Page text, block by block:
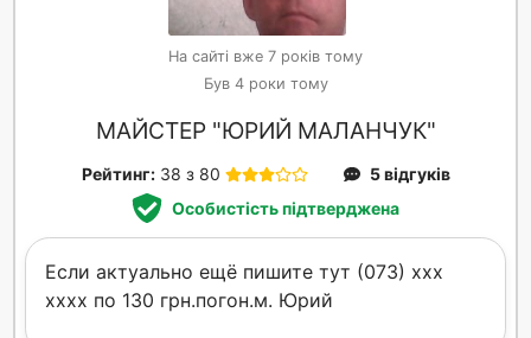
На сайті вже 7 років тому
Був 4 роки тому
МАЙСТЕР "ЮРИЙ МАЛАНЧУК"
Рейтинг: 38 з 80
5 відгуків
Особистість підтверджена
Если актуально ещё пишите тут (073) xxx
xxxx по 130 грн.погон.м. Юрий